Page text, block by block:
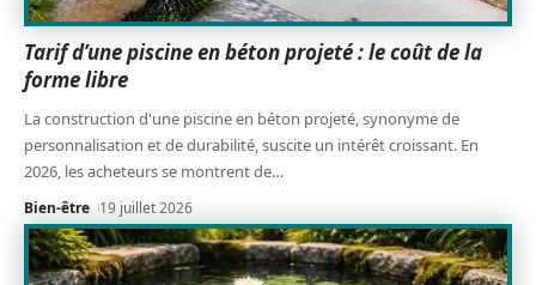
Tarif d’une piscine en béton projeté : le coût de la
forme libre
La construction d'une piscine en béton projeté, synonyme de
personnalisation et de durabilité, suscite un intérêt croissant. En
2026, les acheteurs se montrent de…
Bien-être 19 juillet 2026